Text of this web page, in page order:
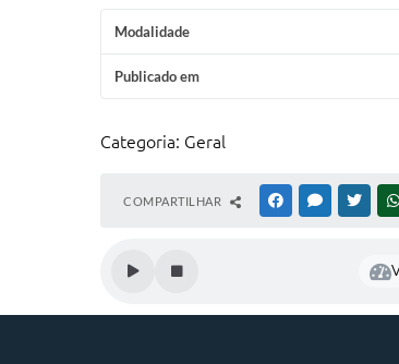
Modalidade
Publicado em
Categoria: Geral
COMPARTILHAR FACEBOOKMESSENGER